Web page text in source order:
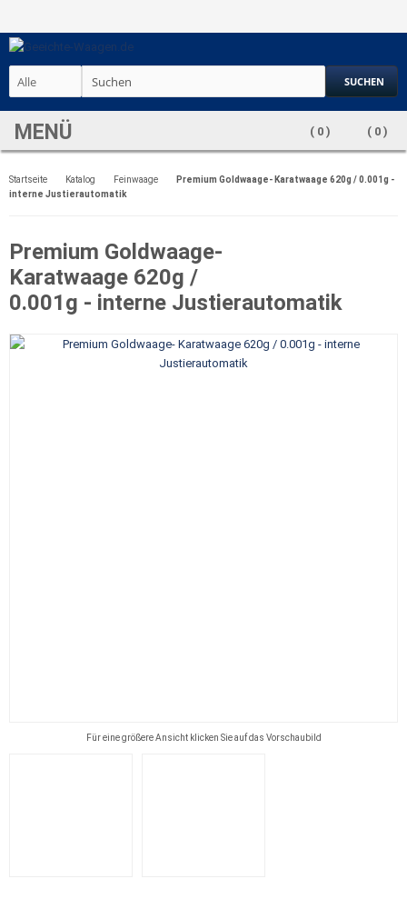
SUCHEN
MENÜ ( 0 )
( 0 )
Startseite Katalog Feinwaage
Premium Goldwaage- Karatwaage 620g / 0.001g -
interne Justierautomatik
Premium Goldwaage-
Karatwaage 620g /
0.001g - interne Justierautomatik
Für eine größere Ansicht klicken Sie auf das Vorschaubild